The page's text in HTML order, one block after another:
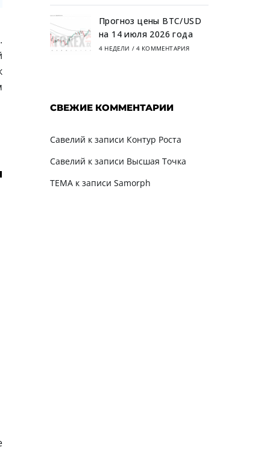
Прогноз цены BTC/USD
на 14 июля 2026 года
4 НЕДЕЛИ / 4 КОММЕНТАРИЯ
СВЕЖИЕ КОММЕНТАРИИ
Савелий к записи Контур Роста
Савелий к записи Высшая Точка
TEMAк записи Samorph